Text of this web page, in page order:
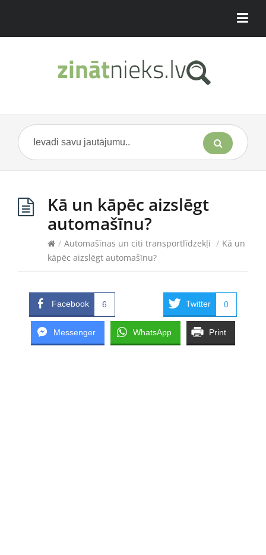
Kā un kāpēc aizslēgt
automašīnu?
/ Automašīnas un citi transportlīdzekļi / Kā un
kāpēc aizslēgt automašīnu?
Facebook 6 Twitter 0
Messenger WhatsApp Print